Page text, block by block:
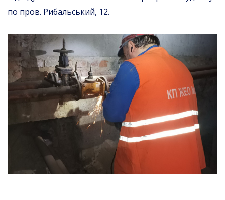
по пров. Рибальський, 12.